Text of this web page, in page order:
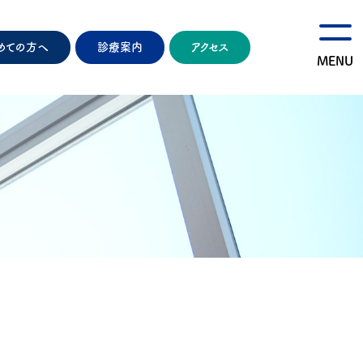
ての方へ 診療案内 アクセス